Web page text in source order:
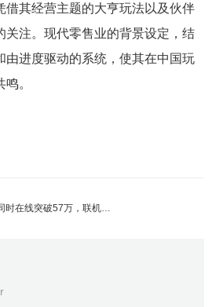
借其经营主题的大亨玩法以及伙伴
关注。现代零售业的背景设定，结
由进度驱动的系统，使其在中国玩
。